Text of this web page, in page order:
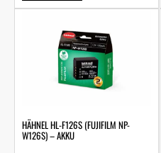
HÄHNEL HL-F126S (FUJIFILM NP-
W126S) – AKKU